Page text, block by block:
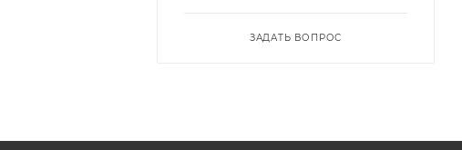
ЗАДАТЬ ВОПРОС